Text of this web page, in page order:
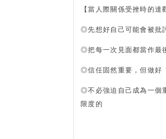
【當人際關係受挫時的達
◎先想好自己可能會被批
◎把每一次見面都當作最
◎信任固然重要，但做好
◎不必強迫自己成為一個
限度的